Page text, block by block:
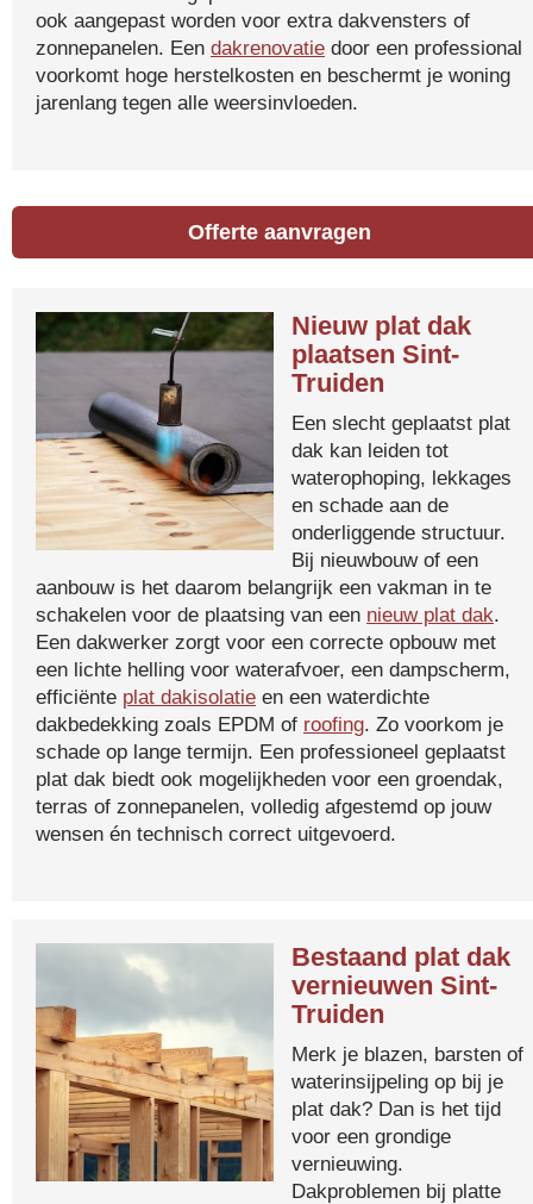
ook aangepast worden voor extra dakvensters of
zonnepanelen. Een dakrenovatie door een professional
voorkomt hoge herstelkosten en beschermt je woning
jarenlang tegen alle weersinvloeden.
Offerte aanvragen
Nieuw plat dak
plaatsen Sint-
Truiden
Een slecht geplaatst plat
dak kan leiden tot
waterophoping, lekkages
en schade aan de
onderliggende structuur.
Bij nieuwbouw of een
aanbouw is het daarom belangrijk een vakman in te
schakelen voor de plaatsing van een nieuw plat dak.
Een dakwerker zorgt voor een correcte opbouw met
een lichte helling voor waterafvoer, een dampscherm,
efficiënte plat dakisolatie en een waterdichte
dakbedekking zoals EPDM of roofing. Zo voorkom je
schade op lange termijn. Een professioneel geplaatst
plat dak biedt ook mogelijkheden voor een groendak,
terras of zonnepanelen, volledig afgestemd op jouw
wensen én technisch correct uitgevoerd.
Bestaand plat dak
vernieuwen Sint-
Truiden
Merk je blazen, barsten of
waterinsijpeling op bij je
plat dak? Dan is het tijd
voor een grondige
vernieuwing.
Dakproblemen bij platte